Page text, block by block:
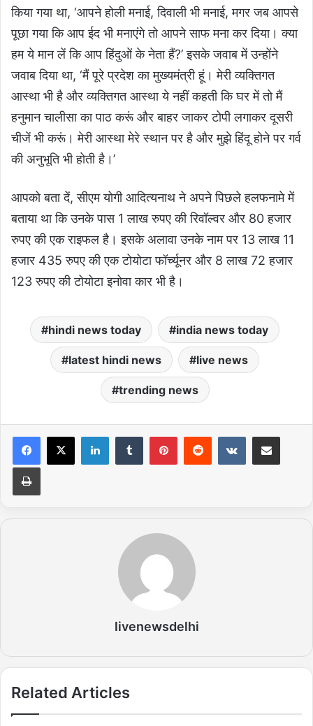
किया गया था, ‘आपने होली मनाई, दिवाली भी मनाई, मगर जब आपसे
पूछा गया कि आप ईद भी मनाएंगे तो आपने साफ मना कर दिया। क्या
हम ये मान लें कि आप हिंदुओं के नेता हैं?’ इसके जवाब में उन्होंने
जवाब दिया था, ‘मैं पूरे प्रदेश का मुख्यमंत्री हूं। मेरी व्यक्तिगत
आस्था भी है और व्यक्तिगत आस्था ये नहीं कहती कि घर में तो मैं
हनुमान चालीसा का पाठ करूं और बाहर जाकर टोपी लगाकर दूसरी
चीजें भी करूं। मेरी आस्था मेरे स्थान पर है और मुझे हिंदू होने पर गर्व
की अनुभूति भी होती है।’
आपको बता दें, सीएम योगी आदित्यनाथ ने अपने पिछले हलफनामे में
बताया था कि उनके पास 1 लाख रुपए की रिवॉल्वर और 80 हजार
रुपए की एक राइफल है। इसके अलावा उनके नाम पर 13 लाख 11
हजार 435 रुपए की एक टोयोटा फॉर्च्यूनर और 8 लाख 72 हजार
123 रुपए की टोयोटा इनोवा कार भी है।
hindi news today india news today
latest hindi news live news
trending news
livenewsdelhi
Related Articles